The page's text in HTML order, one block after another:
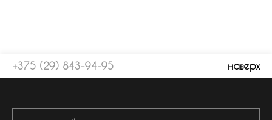
+375 (29) 843-94-95 наверх